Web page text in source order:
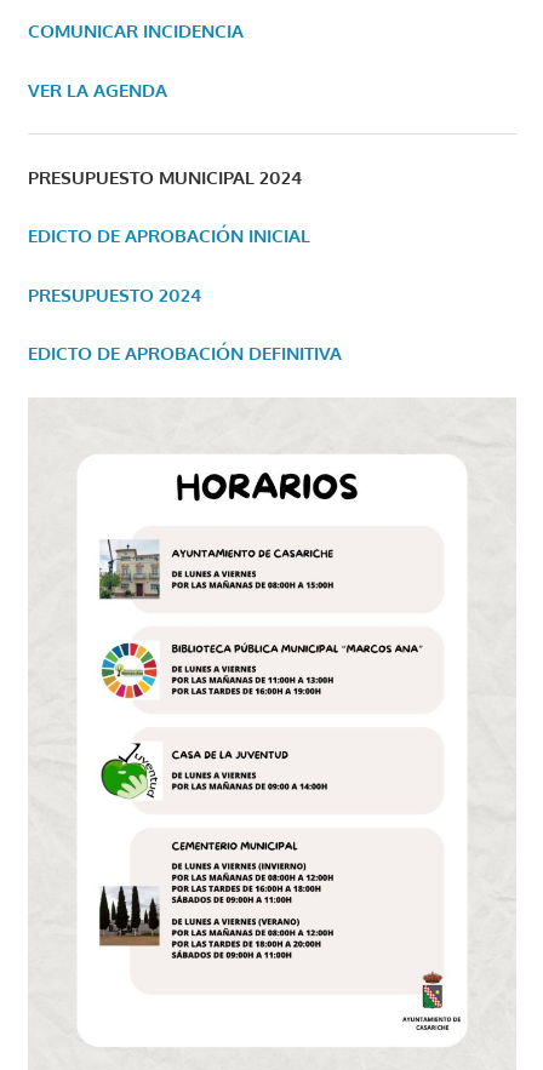
COMUNICAR INCIDENCIA
VER LA AGENDA
PRESUPUESTO MUNICIPAL 2024
EDICTO DE APROBACIÓN INICIAL
PRESUPUESTO 2024
EDICTO DE APROBACIÓN DEFINITIVA